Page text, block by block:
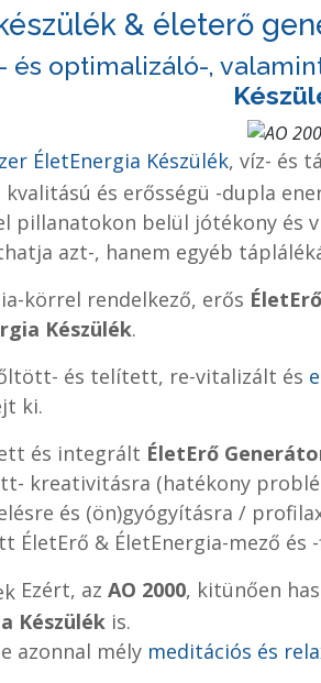
és optimalizáló-,
ÉletEnergia Készülék, víz- és
és erősségü -dupla
pillanatokon belül jótékony és
azt-, hanem egyéb
körrel rendelkező, erős
Készülék.
és telített, re-vitalizált és
ki.
és integrált ÉletErő
kreativitásra (hatékony
és (ön)gyógyításra /
ÉletErő & ÉletEnergia-mező
Ezért, az AO 2000, kitünően
Készülék is.
azonnal mély meditációs és